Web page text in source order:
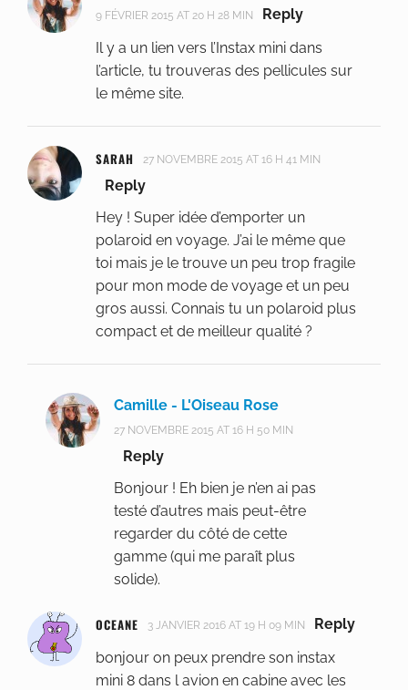
9 FÉVRIER 2015 AT 20 H 28 MIN
Reply
Il y a un lien vers l’Instax mini dans
l’article, tu trouveras des pellicules sur
le même site.
SARAH 27 NOVEMBRE 2015 AT 16 H 41 MIN
Reply
Hey ! Super idée d’emporter un
polaroid en voyage. J’ai le même que
toi mais je le trouve un peu trop fragile
pour mon mode de voyage et un peu
gros aussi. Connais tu un polaroid plus
compact et de meilleur qualité ?
Camille - L'Oiseau Rose
27 NOVEMBRE 2015 AT 16 H 50 MIN
Reply
Bonjour ! Eh bien je n’en ai pas
testé d’autres mais peut-être
regarder du côté de cette
gamme (qui me paraît plus
solide).
OCEANE 3 JANVIER 2016 AT 19 H 09 MIN
Reply
bonjour on peux prendre son instax
mini 8 dans l avion en cabine avec les